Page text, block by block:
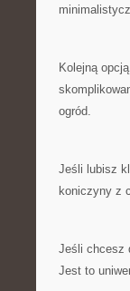
Kolejną
ogród.
Jeśli⁣ lubisz‍
koniczyny z
Jeśli chcesz⁣
Jest to